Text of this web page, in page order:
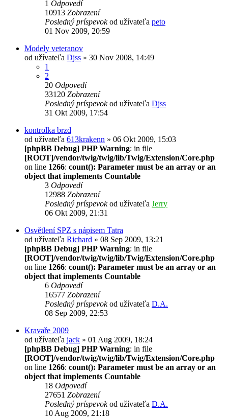
1 Odpovedí
10913 Zobrazení
Posledný príspevokod užívateľa peto
01 Nov 2009, 20:59
Modely veteranov
od užívateľa Djss » 30 Nov 2008, 14:49
1
2
20 Odpovedí
33120 Zobrazení
Posledný príspevokod užívateľa Djss
31 Okt 2009, 17:54
kontrolka brzd
od užívateľa 613krakenn » 06 Okt 2009, 15:03
[phpBB Debug] PHP Warning: in file
[ROOT]/vendor/twig/twig/lib/Twig/Extension/Core.php
on line 1266: count(): Parameter must be an array or an
object that implements Countable
3 Odpovedí
12988 Zobrazení
Posledný príspevokod užívateľa Jerry
06 Okt 2009, 21:31
Osvětlení SPZ s nápisem Tatra
od užívateľa Richard » 08 Sep 2009, 13:21
[phpBB Debug] PHP Warning: in file
[ROOT]/vendor/twig/twig/lib/Twig/Extension/Core.php
on line 1266: count(): Parameter must be an array or an
object that implements Countable
6 Odpovedí
16577 Zobrazení
Posledný príspevokod užívateľa D.A.
08 Sep 2009, 22:53
Kravaře 2009
od užívateľa jack » 01 Aug 2009, 18:24
[phpBB Debug] PHP Warning: in file
[ROOT]/vendor/twig/twig/lib/Twig/Extension/Core.php
on line 1266: count(): Parameter must be an array or an
object that implements Countable
18 Odpovedí
27651 Zobrazení
Posledný príspevokod užívateľa D.A.
10 Aug 2009, 21:18